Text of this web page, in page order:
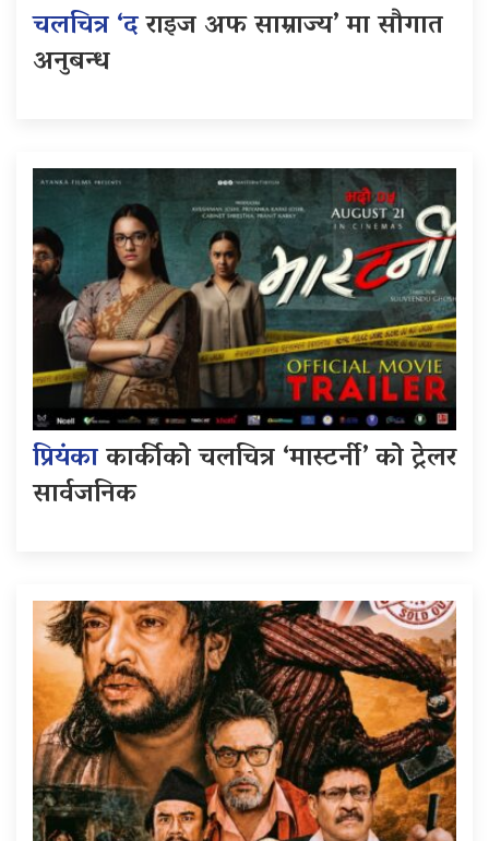
चलचित्र ‘दराइज अफ साम्राज्य’ मा सौगात
अनुबन्ध
प्रियंकाकार्कीको चलचित्र ‘मास्टर्नी’ को ट्रेलर
सार्वजनिक